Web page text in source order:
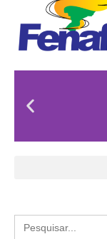
Search
for: